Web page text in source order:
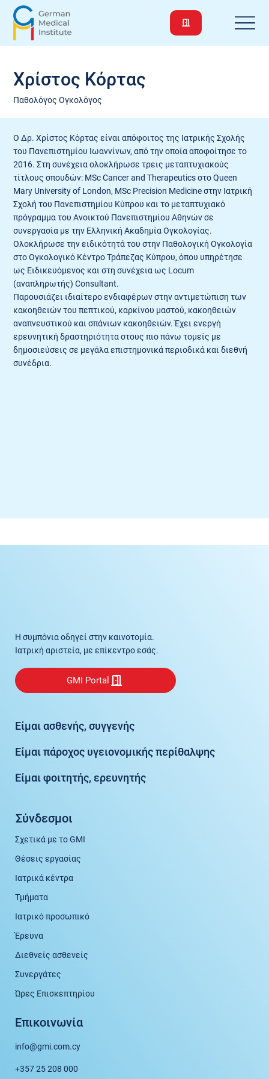
Χρίστος Κόρτας
Παθολόγος Ογκολόγος
Ο Δρ. Χρίστος Κόρτας είναι απόφοιτος της Ιατρικής Σχολής
του Πανεπιστημίου Ιωαννίνων, από την οποία αποφοίτησε το
2016. Στη συνέχεια ολοκλήρωσε τρεις μεταπτυχιακούς
τίτλους σπουδών: MSc Cancer and Therapeutics στο Queen
Mary University of London, MSc Precision Medicine στην Ιατρική
Σχολή του Πανεπιστημίου Κύπρου και το μεταπτυχιακό
πρόγραμμα του Ανοικτού Πανεπιστημίου Αθηνών σε
συνεργασία με την Ελληνική Ακαδημία Ογκολογίας.
Ολοκλήρωσε την ειδικότητά του στην Παθολογική Ογκολογία
στο Ογκολογικό Κέντρο Τράπεζας Κύπρου, όπου υπηρέτησε
ως Ειδικευόμενος και στη συνέχεια ως Locum
(αναπληρωτής) Consultant.
Παρουσιάζει ιδιαίτερο ενδιαφέρων στην αντιμετώπιση των
κακοηθειών του πεπτικού, καρκίνου μαστού, κακοηθειών
αναπνευστικού και σπάνιων κακοηθειών. Έχει ενεργή
ερευνητική δραστηριότητα στους πιο πάνω τομείς με
δημοσιεύσεις σε μεγάλα επιστημονικά περιοδικά και διεθνή
συνέδρια.
Η συμπόνια οδηγεί στην καινοτομία.
Ιατρική αριστεία, με επίκεντρο εσάς.
GMI Portal
Είμαι ασθενής, συγγενής
Είμαι πάροχος υγειονομικής περίθαλψης
Είμαι φοιτητής, ερευνητής
Σύνδεσμοι
Σχετικά με το GMI
Θέσεις εργασίας
Ιατρικά κέντρα
Τμήματα
Ιατρικό προσωπικό
Έρευνα
Διεθνείς ασθενείς
Συνεργάτες
Ώρες Επισκεπτηρίου
Επικοινωνία
info@gmi.com.cy
+357 25 208 000